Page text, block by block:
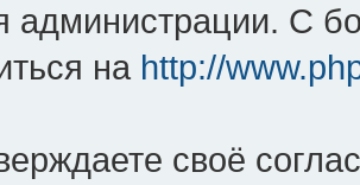
администрации. С
на http://
своё